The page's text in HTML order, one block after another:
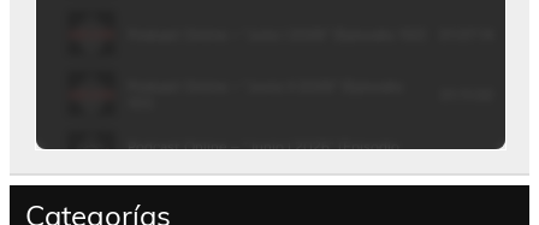
Categorías